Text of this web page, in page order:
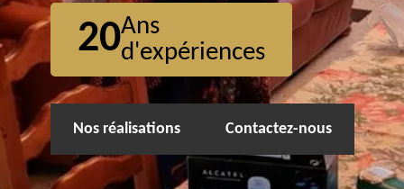
20Ans
d'expériences
Nos réalisations Contactez-nous